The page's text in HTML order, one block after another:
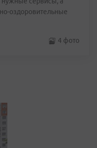
оздоровительные
4 фото